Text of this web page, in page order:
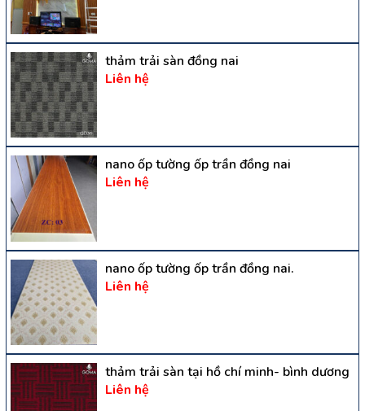
thảm trải sàn đồng nai
Liên hệ
nano ốp tường ốp trần đồng nai
Liên hệ
nano ốp tường ốp trần đồng nai.
Liên hệ
thảm trải sàn tại hồ chí minh- bình dương
Liên hệ